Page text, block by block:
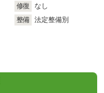
修復
なし
整備
法定整備別